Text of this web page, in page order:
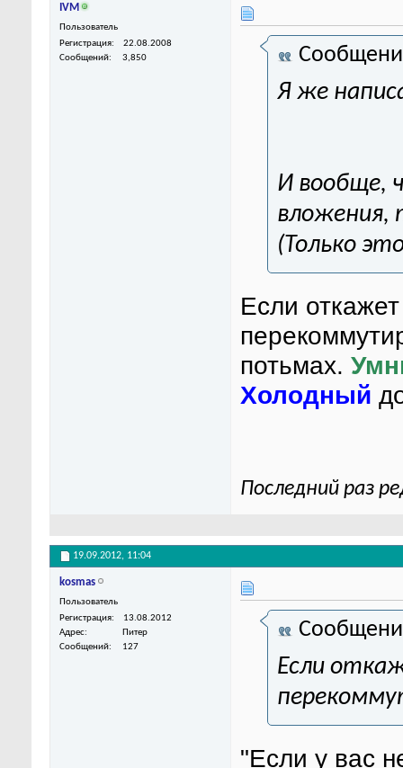
IVM
Пользователь
Регистрация
22.08.2008
Сообщений
3,850
Я же
И вообще,
вложения,
(Только
Если
потьмах.
Холодный
Последний раз
19.09.2012, 11:04
kosmas
Пользователь
Регистрация
13.08.2012
Адрес
Питер
Сообщений
127
Если
"Если у вас